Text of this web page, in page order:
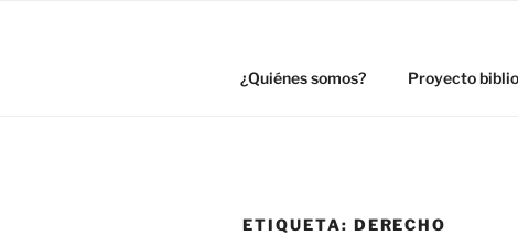
¿Quiénes somos? Proyecto
ETIQUETA: DERECHO